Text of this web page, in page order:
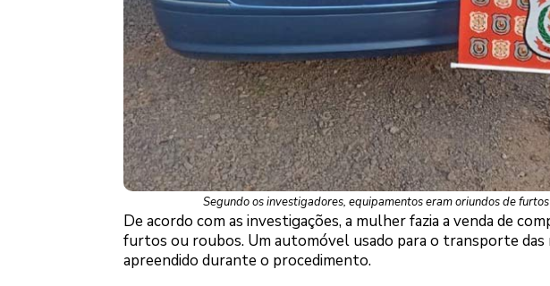
Segundo os investigadores, equipamentos eram oriundos de
De acordo com as investigações, a mulher fazia a venda de
furtos ou roubos. Um automóvel usado para o transporte das
apreendido durante o procedimento.